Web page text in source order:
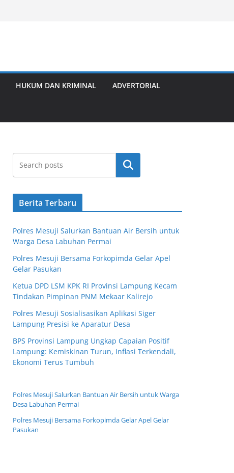
HUKUM DAN KRIMINAL ADVERTORIAL
Cari
Berita Terbaru
Polres Mesuji Salurkan Bantuan Air Bersih untuk
Warga Desa Labuhan Permai
Polres Mesuji Bersama Forkopimda Gelar Apel
Gelar Pasukan
Ketua DPD LSM KPK RI Provinsi Lampung Kecam
Tindakan Pimpinan PNM Mekaar Kalirejo
Polres Mesuji Sosialisasikan Aplikasi Siger
Lampung Presisi ke Aparatur Desa
BPS Provinsi Lampung Ungkap Capaian Positif
Lampung: Kemiskinan Turun, Inflasi Terkendali,
Ekonomi Terus Tumbuh
Polres Mesuji Salurkan Bantuan Air Bersih untuk Warga
Desa Labuhan Permai
Polres Mesuji Bersama Forkopimda Gelar Apel Gelar
Pasukan